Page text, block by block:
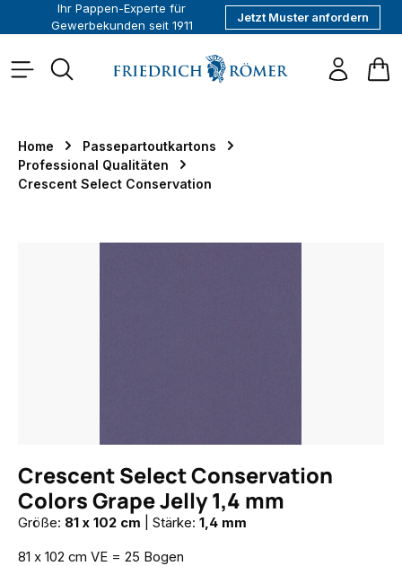
springen
Ihr Pappen-Experte für
Gewerbekunden seit 1911
Jetzt Muster anfordern
Home
Passepartoutkartons
Professional Qualitäten
Crescent Select Conservation
Crescent Select Conservation
Colors Grape Jelly 1,4 mm
Größe: 81 x 102 cm Stärke: 1,4 mm
81 x 102 cm VE = 25 Bogen